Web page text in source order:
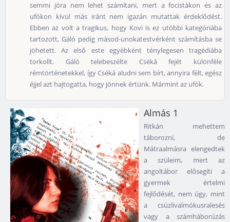
semmi jóra nem lehet számítani, mert a focistákon és az
ufókon kívül más iránt nem igazán mutattak érdeklődést.
Ebben az volt a tragikus, hogy Kovi is ez utóbbi kategóriába
tartozott, Gáló pedig másod-unokatestvérként számításba se
jöhetett. Az első este egyébként ténylegesen tragédiába
torkollt, Gáló telebeszélte Cséká fejét különféle
rémtörténetekkel, így Cséká aludni sem bírt, annyira félt, egész
éjjel azt hajtogatta, hogy jönnek értünk. Mármint az ufók.
Almás 1
Ritkán mehettem
táborozni, de
Mátraalmásra elengedtek
a szüleim, mert az
angoltábor elősegíti a
gyermek értelmi
fejlődését, nem úgy, mint
a csúzlivalmókusralesés
vagy a számháborúzás